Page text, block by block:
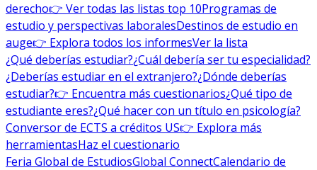
derecho👉 Ver todas las listas top 10Programas de
estudio y perspectivas laboralesDestinos de estudio en
auge👉 Explora todos los informesVer la lista
¿Qué deberías estudiar?¿Cuál debería ser tu especialidad?
¿Deberías estudiar en el extranjero?¿Dónde deberías
estudiar?👉 Encuentra más cuestionarios¿Qué tipo de
estudiante eres?¿Qué hacer con un título en psicología?
Conversor de ECTS a créditos US👉 Explora más
herramientasHaz el cuestionario
Feria Global de EstudiosGlobal ConnectCalendario de